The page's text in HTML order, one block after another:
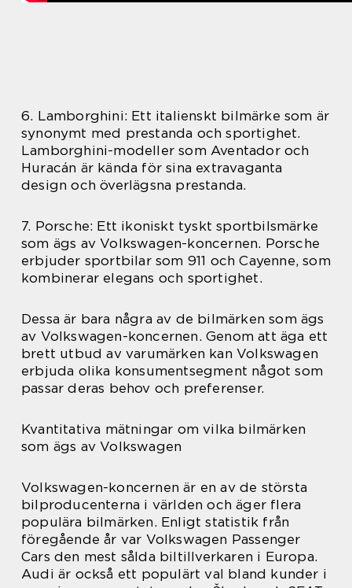
6. Lamborghini: Ett italienskt bilmärke som är
synonymt med prestanda och sportighet.
Lamborghini-modeller som Aventador och
Huracán är kända för sina extravaganta
design och överlägsna prestanda.
7. Porsche: Ett ikoniskt tyskt sportbilsmärke
som ägs av Volkswagen-koncernen. Porsche
erbjuder sportbilar som 911 och Cayenne, som
kombinerar elegans och sportighet.
Dessa är bara några av de bilmärken som ägs
av Volkswagen-koncernen. Genom att äga ett
brett utbud av varumärken kan Volkswagen
erbjuda olika konsumentsegment något som
passar deras behov och preferenser.
Kvantitativa mätningar om vilka bilmärken
som ägs av Volkswagen
Volkswagen-koncernen är en av de största
bilproducenterna i världen och äger flera
populära bilmärken. Enligt statistik från
föregående år var Volkswagen Passenger
Cars den mest sålda biltillverkaren i Europa.
Audi är också ett populärt val bland kunder i